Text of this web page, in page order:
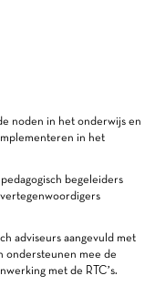
noden in het onderwijs en
in het
begeleiders
adviseurs aangevuld met
ondersteunen mee de
met de RTC’s.